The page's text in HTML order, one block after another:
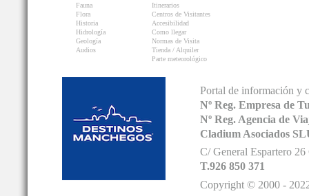
Fauna
Flora
Historia
Hidrología
Geología
Audios
Itinerarios
Centros de Visitantes
Accesibilidad
Como llegar
Normas de Visita
Tienda / Alquiler
Parte meteorológico
Portal de información y
Nº Reg. Empresa de
Nº Reg. Agencia de
Cladium Asociados
C/ General Espartero
T.926 850 371
Copyright © 2000 -